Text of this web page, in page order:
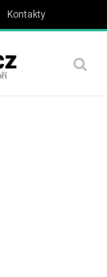
Kontakty